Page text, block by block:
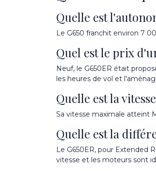
Quelle est
Le G650 franchit environ 7
Quel est le prix
Neuf, le G650ER était
les heures de vol et
Quelle est la
Sa vitesse maximale atteint
Quelle est la
Le G650ER, pour Extended
vitesse et les moteurs sont